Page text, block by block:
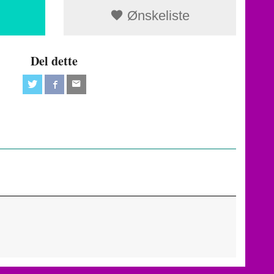
Ønskeliste
Del dette